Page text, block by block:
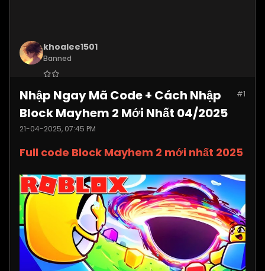
khoalee1501
Banned
Posts:5577 #1
Nhập Ngay Mã Code + Cách Nhập
Block Mayhem 2 Mới Nhất 04/2025
21-04-2025, 07:45 PM
Full code Block Mayhem 2 mới nhất 2025